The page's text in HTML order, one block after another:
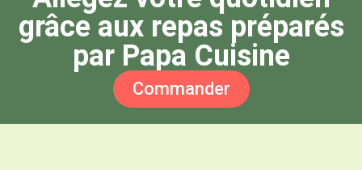
grâce aux repas préparés
par Papa Cuisine
Commander